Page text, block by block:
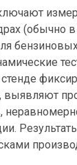
(обычно в
выявляют